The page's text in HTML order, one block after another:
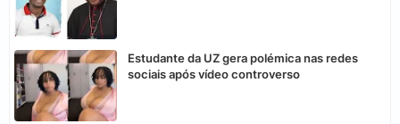
Estudante da UZ gera polémica nas redes
sociais após vídeo controverso